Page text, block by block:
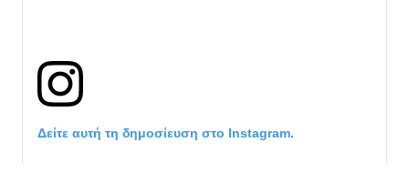
Δείτε αυτή τη δημοσίευση στο Instagram.